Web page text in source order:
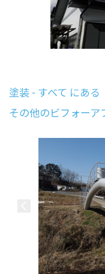
塗装 - すべて にある
その他のビフォーア